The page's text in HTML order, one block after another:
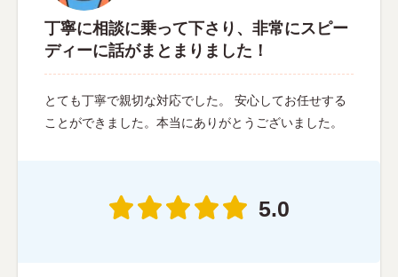
丁寧に相談に乗って下さり、非常にスピー
ディーに話がまとまりました！
とても丁寧で親切な対応でした。 安心してお任せする
ことができました。本当にありがとうございました。
5.0